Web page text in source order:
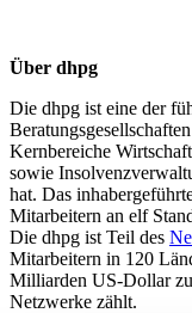
Über dhpg
Die dhpg ist eine der
Kernbereiche
sowie
hat. Das
Mitarbeitern an elf
Die dhpg ist Teil des
Mitarbeitern in 120
Milliarden US-Dollar
Netzwerke zählt.